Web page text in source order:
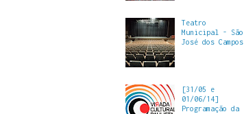
Teatro
Municipal - São
José dos Campos
[31/05 e
01/06/14]
Programação da